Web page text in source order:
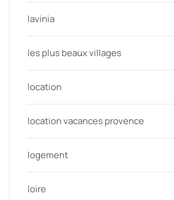
lavinia
les plus beaux villages
location
location vacances provence
logement
loire